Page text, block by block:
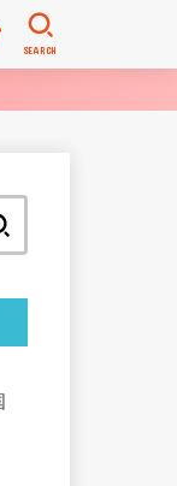
SEARCH